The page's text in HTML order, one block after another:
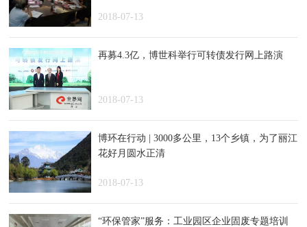
2018-07-13
再募4.3亿，博世科举行可转债发行网上路演
2018-07-13
博环在行动 | 3000多公里，13个乡镇，为了丽江
花好月圆水正清
2018-07-13
“环保管家”服务：工业园区企业固废专题培训